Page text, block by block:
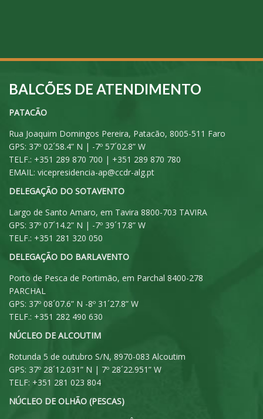
BALCÕES DE ATENDIMENTO
PATACÃO
Rua Joaquim Domingos Pereira, Patacão, 8005-511 Faro
GPS: 37º 02´58.4” N | -7º 57´02.8” W
TELF.: +351 289 870 700 | +351 289 870 780
EMAIL: vicepresidencia-ap@ccdr-alg.pt
DELEGAÇÃO DO SOTAVENTO
Largo de Santo Amaro, em Tavira 8800-703 TAVIRA
GPS: 37º 07´14.2” N | -7º 39´17.8” W
TELF.: +351 281 320 050
DELEGAÇÃO DO BARLAVENTO
Porto de Pesca de Portimão, em Parchal 8400-278
PARCHAL
GPS: 37º 08´07.6” N -8º 31´27.8” W
TELF.: +351 282 490 630
NÚCLEO DE ALCOUTIM
Rotunda 5 de outubro S/N, 8970-083 Alcoutim
GPS: 37º 28´12.031” N | 7º 28´22.951” W
TELF: +351 281 023 804
NÚCLEO DE OLHÃO (PESCAS)